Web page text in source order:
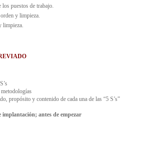
puestos de trabajo.
y limpieza.
limpieza.
propósito y contenido de cada una de las “5 S’s”
antes de empezar